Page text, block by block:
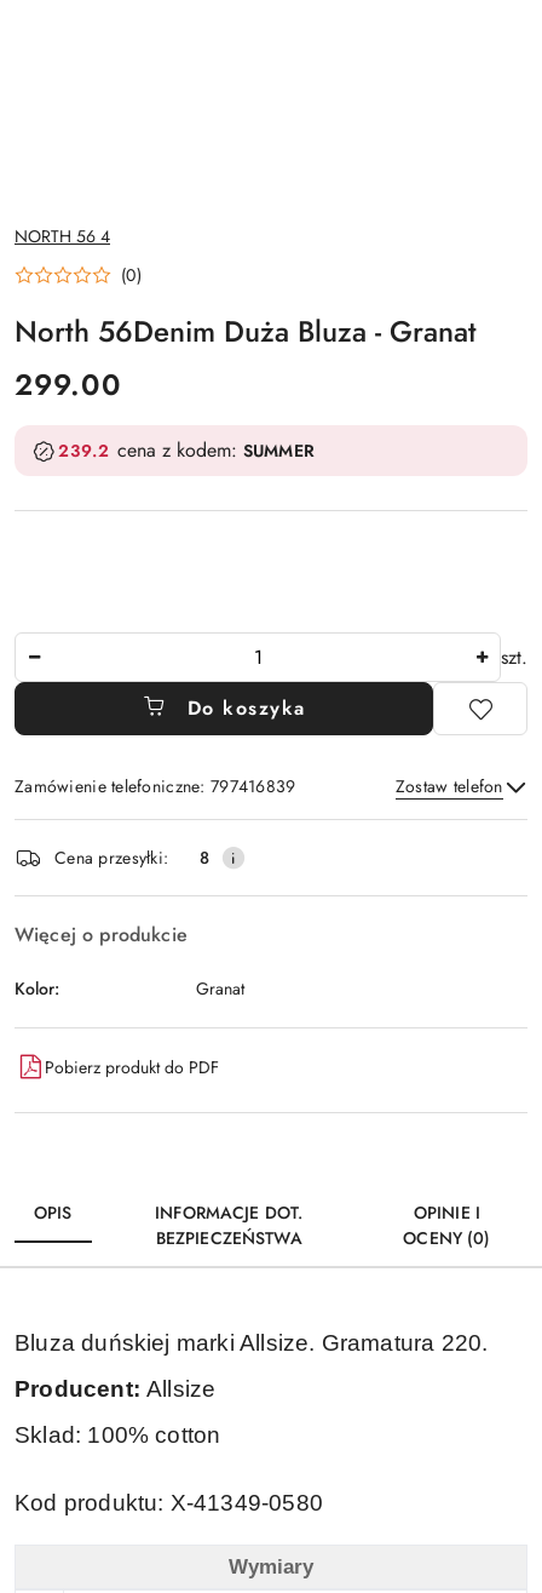
NAZWA
PRODUCENTA:
NORTH 56 4
(0)
North 56Denim Duża Bluza - Granat
cena:
299.00
239.2 cena z kodem: SUMMER
szt.
Do koszyka
Zamówienie telefoniczne: 797416839 Zostaw telefon
Wyślij
i
dostawa
Cena przesyłki: 8
Więcej o produkcie
Kolor: Granat
Pobierz produkt do PDF
OPIS
INFORMACJE DOT.
BEZPIECZEŃSTWA
OPINIE I
OCENY (0)
Bluza duńskiej marki Allsize. Gramatura 220.
Producent: Allsize
Sklad: 100% cotton
Kod produktu: X-41349-0580
Wymiary